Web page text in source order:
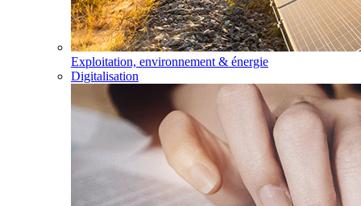
Exploitation, environnement & énergie
Digitalisation